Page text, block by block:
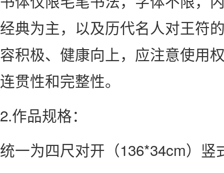
经典为主，以及历代名人对王符
容积极、健康向上，应注意使用
连贯性和完整性。
2.作品规格：
统一为四尺对开（136*34cm）竖